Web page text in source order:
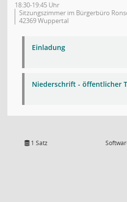
18:30-19:45 Uhr
Sitzungszimmer im Bürgerbüro
42369 Wuppertal
Einladung
Niederschrift - öffentlicher
1 Satz